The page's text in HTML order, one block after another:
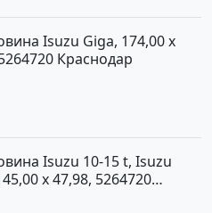
Isuzu Giga, 174,00 x
Краснодар
Isuzu 10-15 t, Isuzu
x 47,98, 5264720